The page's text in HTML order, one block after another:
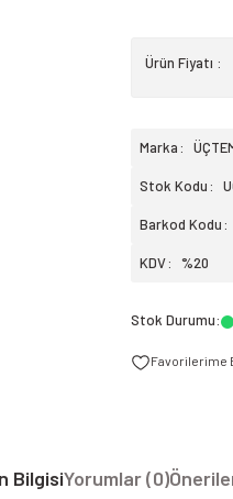
Ürün Fiyatı :
Marka
Stok Kodu
Barkod Kodu
KDV %20
Stok Durumu:
BilgisiYorumlar (0)